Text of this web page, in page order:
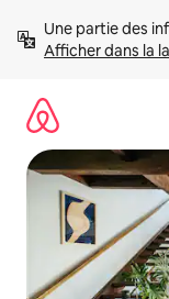
directement
Afficher dans la